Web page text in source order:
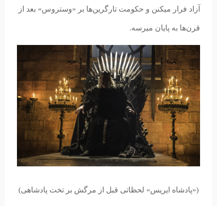
آزاد فرار میکنن و حکومت تارگرین‌ها بر «وستروس» بعد از
قرن‌ها به پایان میرسه.
(«پادشاه ایریس» لحظاتی قبل از مرگش بر تخت پادشاهی)